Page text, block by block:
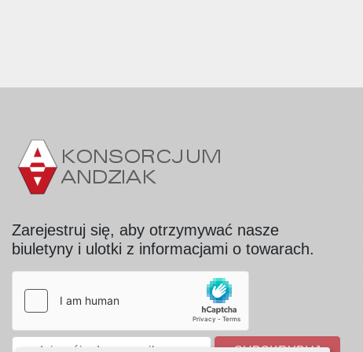
Zarejestruj się, aby otrzymywać nasze
biuletyny i ulotki z informacjami o towarach.